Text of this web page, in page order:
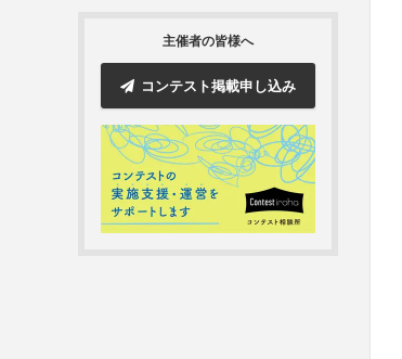
主催者の皆様へ
コンテスト掲載申し込み